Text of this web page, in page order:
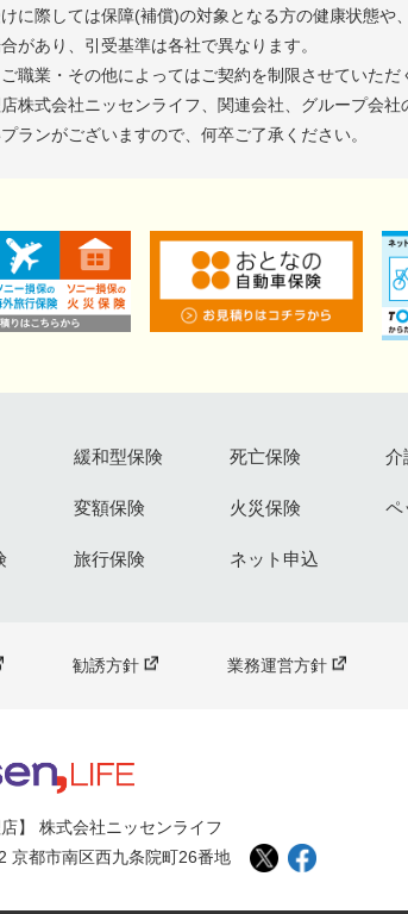
けに際しては保障(補償)の対象となる方の健康状態
があり、引受基準は各社で異なります。
ご職業・その他によってはご契約を制限させていた
店株式会社ニッセンライフ、関連会社、グループ会
ランがございますので、何卒ご了承ください。
緩和型保険 死亡保険 介
変額保険 火災保険 ペ
旅行保険 ネット申込
勧誘方針 業務運営方針
店】 株式会社ニッセンライフ
京都市南区西九条院町26番地